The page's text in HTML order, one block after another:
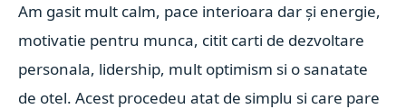
Am gasit mult calm, pace interioara dar și energie,
motivatie pentru munca, citit carti de dezvoltare
personala, lidership, mult optimism si o sanatate
de otel. Acest procedeu atat de simplu si care pare